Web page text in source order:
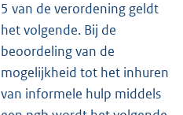
5 van de verordening geldt
het volgende. Bij de
beoordeling van de
mogelijkheid tot het inhuren
van informele hulp middels